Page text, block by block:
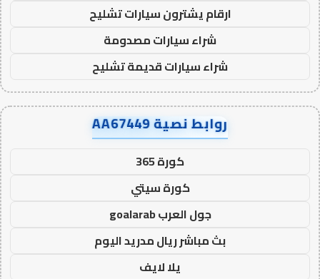
ارقام يشترون سيارات تشليح
شراء سيارات مصدومة
شراء سيارات قديمة تشليح
روابط نصية AA67449
كورة 365
كورة سيتي
جول العرب goalarab
بث مباشر ريال مدريد اليوم
يلا لايف